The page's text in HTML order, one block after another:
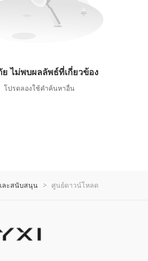
ไม่พบผลลัพธ์ที่เกี่ยวข้อง
โปรดลองใช้คำค้นหาอื่น
ละสนับสนุน > ศูนย์ดาวน์โหลด